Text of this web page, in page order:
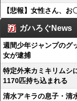
【悲報】女性さん、
ガハろぐNews
週間少年ジャンプのグ
女が逮捕
特定外来カミキリムシ
1170匹持ち込まれる
清水アキラの息子・清